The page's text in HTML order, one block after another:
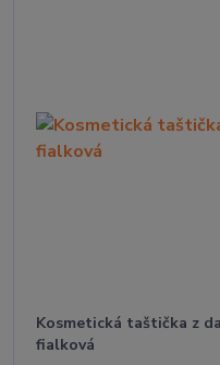
Kosmetická taštička z
fialková